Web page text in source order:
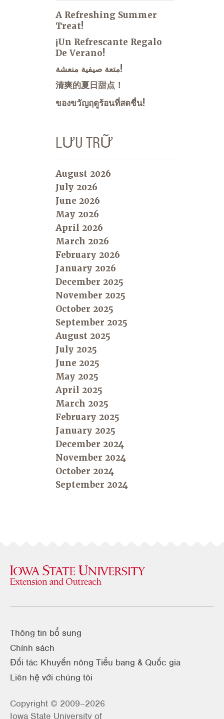
A Refreshing Summer
Treat!
¡Un Refrescante Regalo
De Verano!
متعة صيفية منعشة!
清爽的夏日甜点！
ของขวัญฤดูร้อนที่สดชื่น!
LƯU TRỮ
August 2026
July 2026
June 2026
May 2026
April 2026
March 2026
February 2026
January 2026
December 2025
November 2025
October 2025
September 2025
August 2025
July 2025
June 2025
May 2025
April 2025
March 2025
February 2025
January 2025
December 2024
November 2024
October 2024
September 2024
Thông tin bổ sung
Chính sách
Đối tác Khuyến nông Tiểu bang & Quốc gia
Liên hệ với chúng tôi
Copyright © 2009–2026
Iowa State University of